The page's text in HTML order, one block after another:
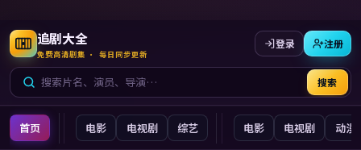
追剧大全
免费高清剧集 · 每日同步更新
搜索
登录 注册
首页 电影 电视剧 综艺 电影 电视剧 动漫